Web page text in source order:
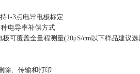
1-3点电导电极标定
电导率补偿方式
可覆盖全量程测量(20μS/cm以下样品建议
除、传输和打印